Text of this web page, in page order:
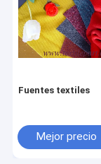
Fuentes textiles
Mejor precio